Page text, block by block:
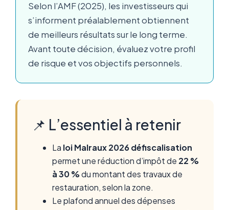
Selon l’AMF (2025), les investisseurs qui
s’informent préalablement obtiennent
de meilleurs résultats sur le long terme.
Avant toute décision, évaluez votre profil
de risque et vos objectifs personnels.
📌 L’essentiel à retenir
La loi Malraux 2026 défiscalisation
permet une réduction d’impôt de 22 %
à 30 %du montant des travaux de
restauration, selon la zone.
Le plafond annuel des dépenses